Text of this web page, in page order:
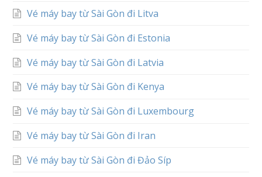
Vé máy bay từ Sài Gòn đi Litva
Vé máy bay từ Sài Gòn đi Estonia
Vé máy bay từ Sài Gòn đi Latvia
Vé máy bay từ Sài Gòn đi Kenya
Vé máy bay từ Sài Gòn đi Luxembourg
Vé máy bay từ Sài Gòn đi Iran
Vé máy bay từ Sài Gòn đi Đảo Síp